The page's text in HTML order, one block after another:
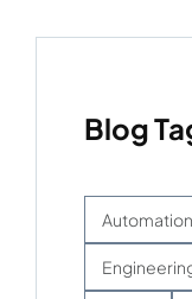
Blog
Automation